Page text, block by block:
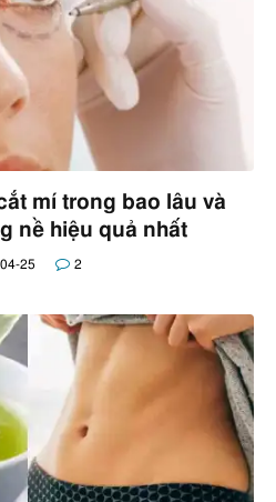
mí trong bao lâu và
nề hiệu quả nhất
25 2